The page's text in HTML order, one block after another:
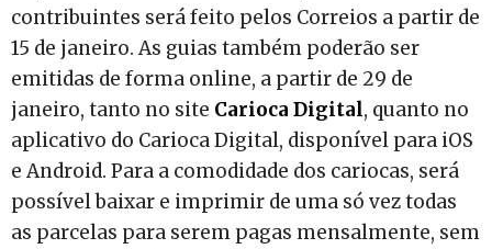
contribuintes será feito pelos Correios a partir de
15 de janeiro. As guias também poderão ser
emitidas de forma online, a partir de 29 de
janeiro, tanto no site Carioca Digital, quanto no
aplicativo do Carioca Digital, disponível para iOS
e Android. Para a comodidade dos cariocas, será
possível baixar e imprimir de uma só vez todas
as parcelas para serem pagas mensalmente, sem